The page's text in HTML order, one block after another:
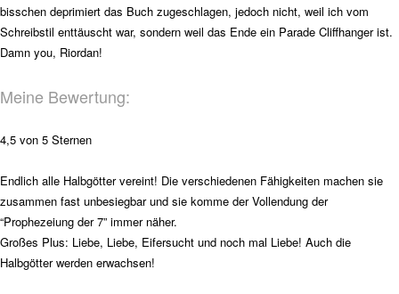
bisschen deprimiert das Buch zugeschlagen, jedoch nicht, weil ich vom
Schreibstil enttäuscht war, sondern weil das Ende ein Parade Cliffhanger ist.
Damn you, Riordan!
Meine Bewertung:
4,5 von 5 Sternen
Endlich alle Halbgötter vereint! Die verschiedenen Fähigkeiten machen sie
zusammen fast unbesiegbar und sie komme der Vollendung der
“Prophezeiung der 7” immer näher.
Großes Plus: Liebe, Liebe, Eifersucht und noch mal Liebe! Auch die
Halbgötter werden erwachsen!